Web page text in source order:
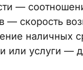
—
— скорость
наличных
или услуги —